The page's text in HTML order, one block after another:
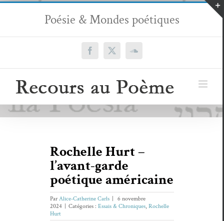
Passer
contenu
Poésie & Mondes poétiques
Facebook
X SoundCloud
Rochelle Hurt –
l’avant-garde
poétique américaine
ParAlice-Catherine Carls
6 novembre
2024
Catégories : Essais & Chroniques, Rochelle
Hurt